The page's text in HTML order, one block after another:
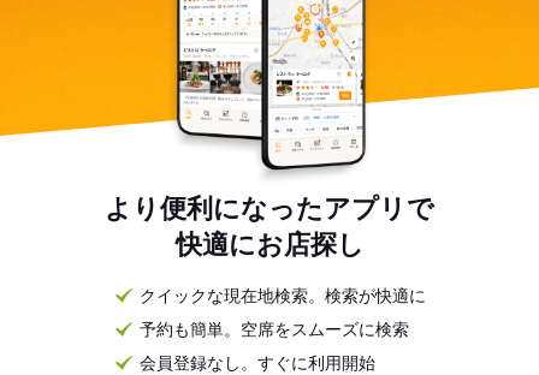
より便利になったアプリで
快適にお店探し
クイックな現在地検索。検索が快適に
予約も簡単。空席をスムーズに検索
会員登録なし。すぐに利用開始